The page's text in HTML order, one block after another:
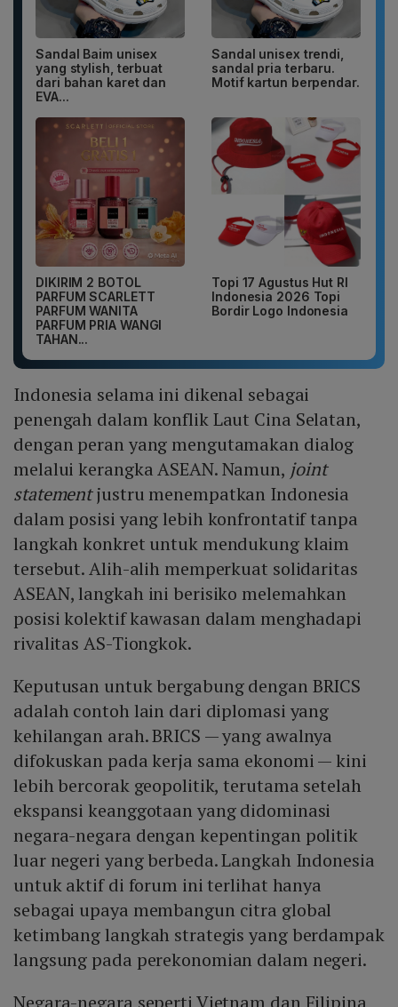
Sandal Baim unisex
yang stylish, terbuat
dari bahan karet dan
EVA...
Sandal unisex trendi,
sandal pria terbaru.
Motif kartun berpendar.
DIKIRIM 2 BOTOL
PARFUM SCARLETT
PARFUM WANITA
PARFUM PRIA WANGI
TAHAN...
Topi 17 Agustus Hut RI
Indonesia 2026 Topi
Bordir Logo Indonesia
Indonesia selama ini dikenal sebagai
penengah dalam konflik Laut Cina Selatan,
dengan peran yang mengutamakan dialog
melalui kerangka ASEAN. Namun, joint
statementjustru menempatkan Indonesia
dalam posisi yang lebih konfrontatif tanpa
langkah konkret untuk mendukung klaim
tersebut. Alih-alih memperkuat solidaritas
ASEAN, langkah ini berisiko melemahkan
posisi kolektif kawasan dalam menghadapi
rivalitas AS-Tiongkok.
Keputusan untuk bergabung dengan BRICS
adalah contoh lain dari diplomasi yang
kehilangan arah. BRICS — yang awalnya
difokuskan pada kerja sama ekonomi — kini
lebih bercorak geopolitik, terutama setelah
ekspansi keanggotaan yang didominasi
negara-negara dengan kepentingan politik
luar negeri yang berbeda. Langkah Indonesia
untuk aktif di forum ini terlihat hanya
sebagai upaya membangun citra global
ketimbang langkah strategis yang berdampak
langsung pada perekonomian dalam negeri.